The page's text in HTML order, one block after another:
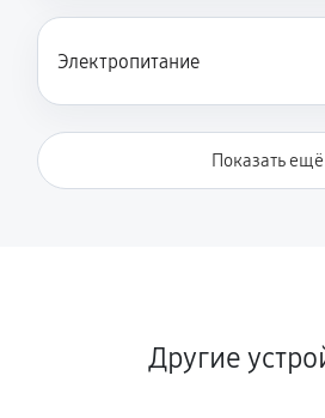
Электропитание
Показать ещё
Другие